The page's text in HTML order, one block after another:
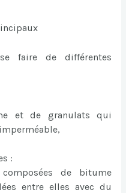
faire de différentes
et de granulats qui
:
de bitume
entre elles avec du